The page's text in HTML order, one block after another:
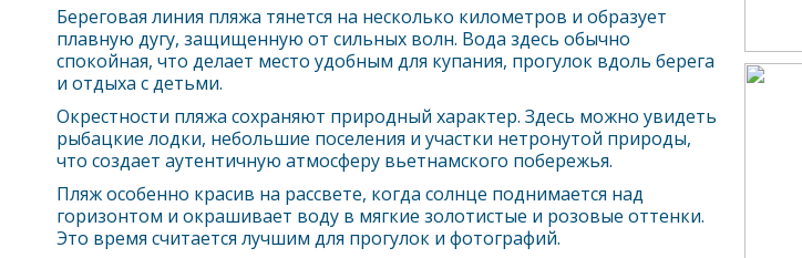
Береговая линия пляжа тянется на несколько километров и образует
плавную дугу, защищенную от сильных волн. Вода здесь обычно
спокойная, что делает место удобным для купания, прогулок вдоль берега
и отдыха с детьми.
Окрестности пляжа сохраняют природный характер. Здесь можно увидеть
рыбацкие лодки, небольшие поселения и участки нетронутой природы,
что создает аутентичную атмосферу вьетнамского побережья.
Пляж особенно красив на рассвете, когда солнце поднимается над
горизонтом и окрашивает воду в мягкие золотистые и розовые оттенки.
Это время считается лучшим для прогулок и фотографий.